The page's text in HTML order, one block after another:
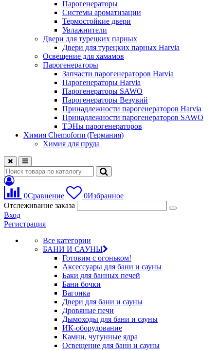
Парогенераторы
Системы ароматизации
Термостойкие двери
Увлажнители
Двери для турецких парных
Двери для турецких парных Harvia
Освещение для хамамов
Парогенераторы
Запчасти парогенераторов Harvia
Парогенераторы Harvia
Парогенераторы SAWO
Парогенераторы Везувий
Принадлежности парогенераторов Harvia
Принадлежности парогенераторов SAWO
ТЭНы парогенераторов
Химия Chemoform (Германия)
Химия для пруда
0Сравнение 0Избранное
Отслеживание заказа
Вход
Регистрация
Все категории
БАНИ И САУНЫ
Готовим с огоньком!
Аксессуары для бани и сауны
Баки для банных печей
Бани бочки
Вагонка
Двери для бани и сауны
Дровяные печи
Дымоходы для бани и сауны
ИК-оборудование
Камни, чугунные ядра
Освещение для бани и сауны